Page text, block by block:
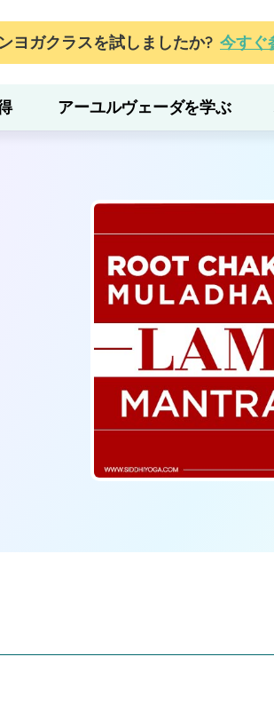
ヨガクラスを試しましたか? 今すぐ
アーユルヴェーダを学ぶ